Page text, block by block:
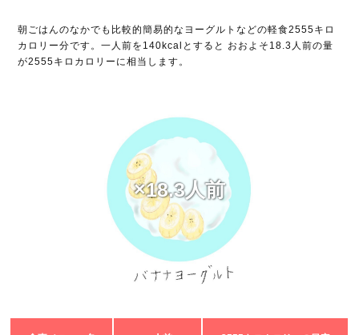
朝ごはんのなかでも比較的簡易的なヨーグルトなどの軽食2555キロ
カロリー分です。一人前を140kcalとすると おおよそ18.3人前の量
が2555キロカロリーに相当します。
×18.3人前